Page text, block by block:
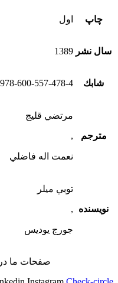
چاپ اول
سال نشر 1389
شابك 978-600-557-478-4
مترجم
مرتضي قليج
,
نعمت اله فاضلي
نویسنده
توبي ميلر
,
جورج يوديس
صفحات ما